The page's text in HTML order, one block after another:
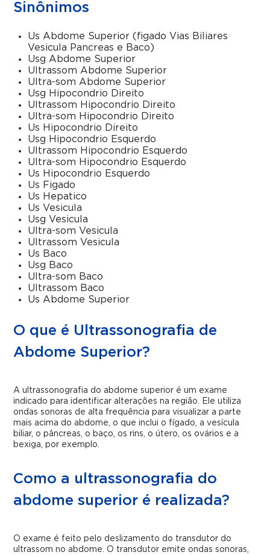
Sinônimos
Us Abdome Superior (figado Vias Biliares
Vesicula Pancreas e Baco)
Usg Abdome Superior
Ultrassom Abdome Superior
Ultra-som Abdome Superior
Usg Hipocondrio Direito
Ultrassom Hipocondrio Direito
Ultra-som Hipocondrio Direito
Us Hipocondrio Direito
Usg Hipocondrio Esquerdo
Ultrassom Hipocondrio Esquerdo
Ultra-som Hipocondrio Esquerdo
Us Hipocondrio Esquerdo
Us Figado
Us Hepatico
Us Vesicula
Usg Vesicula
Ultra-som Vesicula
Ultrassom Vesicula
Us Baco
Usg Baco
Ultra-som Baco
Ultrassom Baco
Us Abdome Superior
O que é Ultrassonografia de
Abdome Superior?
A ultrassonografia do abdome superior é um exame
indicado para identificar alterações na região. Ele utiliza
ondas sonoras de alta frequência para visualizar a parte
mais acima do abdome, o que inclui o fígado, a vesícula
biliar, o pâncreas, o baço, os rins, o útero, os ovários e a
bexiga, por exemplo.
Como a ultrassonografia do
abdome superior é realizada?
O exame é feito pelo deslizamento do transdutor do
ultrassom no abdome. O transdutor emite ondas sonoras,